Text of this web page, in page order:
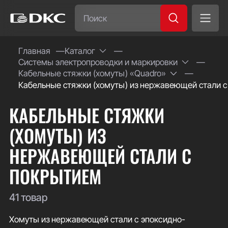
Главная
Каталог
Системы электропроводки и маркировки
Кабельные стяжки (хомуты) «Quadro»
Кабельные стяжки (хомуты) из нержавеющей стали
КАБЕЛЬНЫЕ СТЯЖКИ
(ХОМУТЫ) ИЗ
НЕРЖАВЕЮЩЕЙ СТАЛИ С
ПОКРЫТИЕМ
41 товар
Хомуты из нержавеющей стали с эпоксидно-
Часто ищут:
Специсполнение